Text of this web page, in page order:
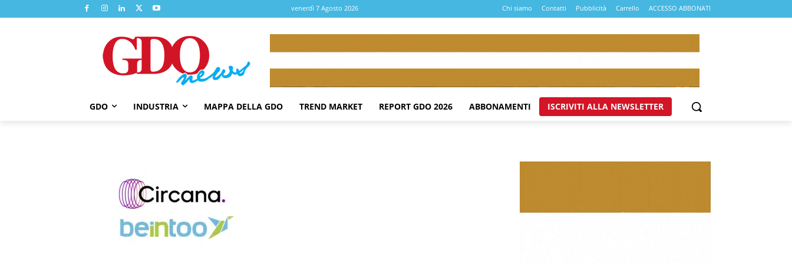
venerdì 7 Agosto 2026 Chi siamo Contatti Pubblicità Carrello ACCESSO ABBONATI
GDO INDUSTRIA MAPPA DELLA GDO TREND MARKET REPORT GDO 2026 ABBONAMENTI ISCRIVITI ALLA NEWSLETTER